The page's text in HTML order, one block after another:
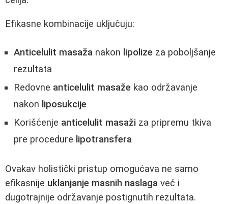
Efikasne kombinacije uključuju:
Anticelulit masaža nakon lipolize za poboljšanje
rezultata
Redovne anticelulit masaže kao održavanje
nakon liposukcije
Korišćenje anticelulit masaži za pripremu tkiva
pre procedure lipotransfera
Ovakav holistički pristup omogućava ne samo
efikasnije uklanjanje masnih naslaga već i
dugotrajnije održavanje postignutih rezultata.